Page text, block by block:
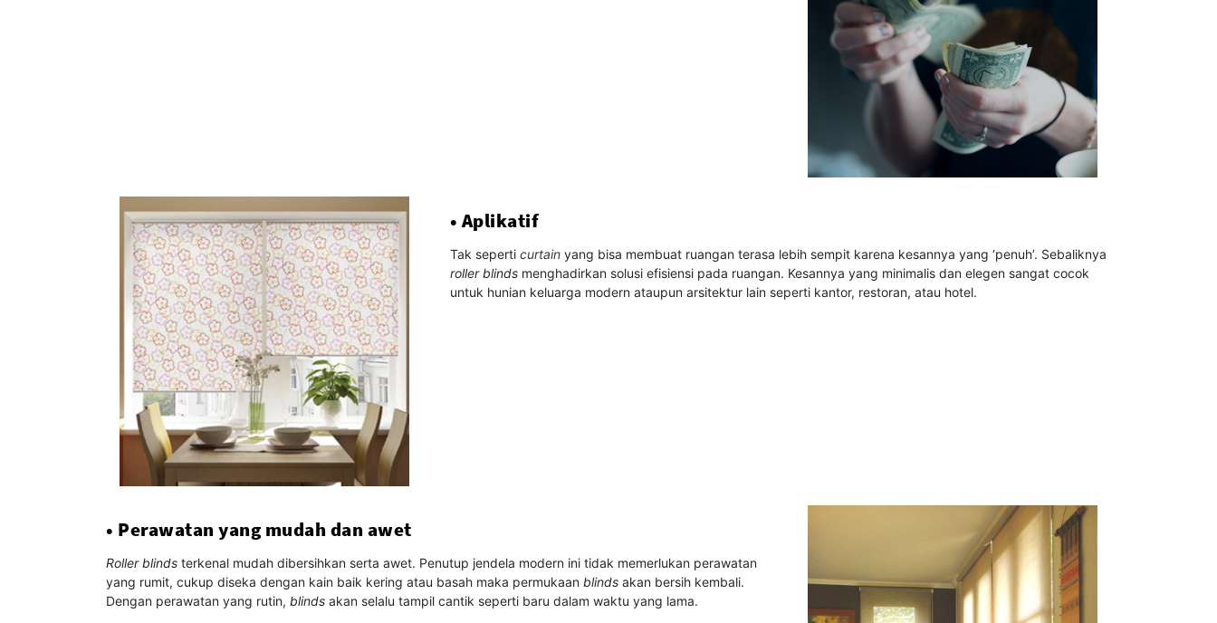
• Aplikatif
Tak seperti curtainyang bisa membuat ruangan terasa lebih sempit karena kesannya yang ‘penuh’. Sebaliknya
roller blindsmenghadirkan solusi efisiensi pada ruangan. Kesannya yang minimalis dan elegen sangat cocok
untuk hunian keluarga modern ataupun arsitektur lain seperti kantor, restoran, atau hotel.
• Perawatan yang mudah dan awet
Roller blinds terkenal mudah dibersihkan serta awet. Penutup jendela modern ini tidak memerlukan perawatan
yang rumit, cukup diseka dengan kain baik kering atau basah maka permukaan blinds akan bersih kembali.
Dengan perawatan yang rutin, blinds akan selalu tampil cantik seperti baru dalam waktu yang lama.